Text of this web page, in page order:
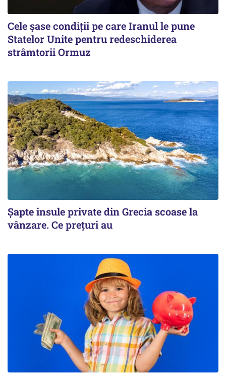
Cele șase condiții pe care Iranul le pune
Statelor Unite pentru redeschiderea
strâmtorii Ormuz
Șapte insule private din Grecia scoase la
vânzare. Ce prețuri au